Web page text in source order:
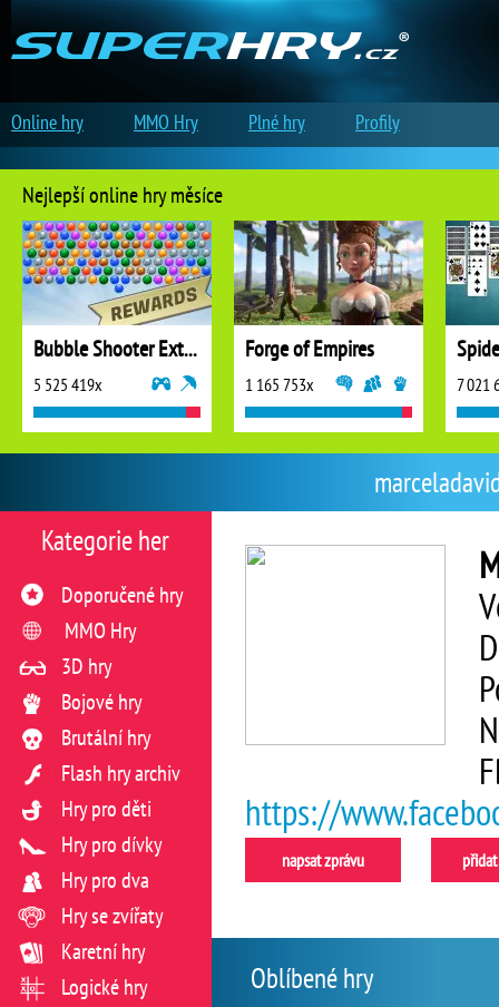
https://
napsat zprávu
Oblíbené hry
Kategorie her
Doporučené hry
MMO Hry
3D hry
Bojové hry
Brutální hry
Flash hry archiv
Hry pro děti
Hry pro dívky
Hry pro dva
Hry se zvířaty
Karetní hry
Logické hry
Nejlepší online hry měsíce
Bubble Shooter Extreme
5 525 419x
Forge of Empires
1 165 753x 7 021
Online hry MMO Hry Plné hry Profily